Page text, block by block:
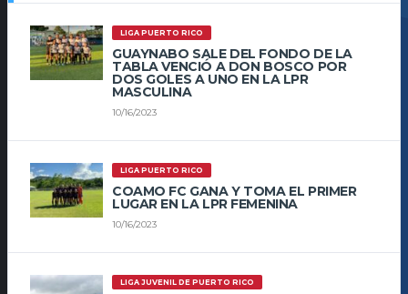
LIGA PUERTO RICO
GUAYNABO SALE DEL FONDO DE LA
TABLA VENCIÓ A DON BOSCO POR
DOS GOLES A UNO EN LA LPR
MASCULINA
10/16/2023
LIGA PUERTO RICO
COAMO FC GANA Y TOMA EL PRIMER
LUGAR EN LA LPR FEMENINA
10/16/2023
LIGA JUVENIL DE PUERTO RICO